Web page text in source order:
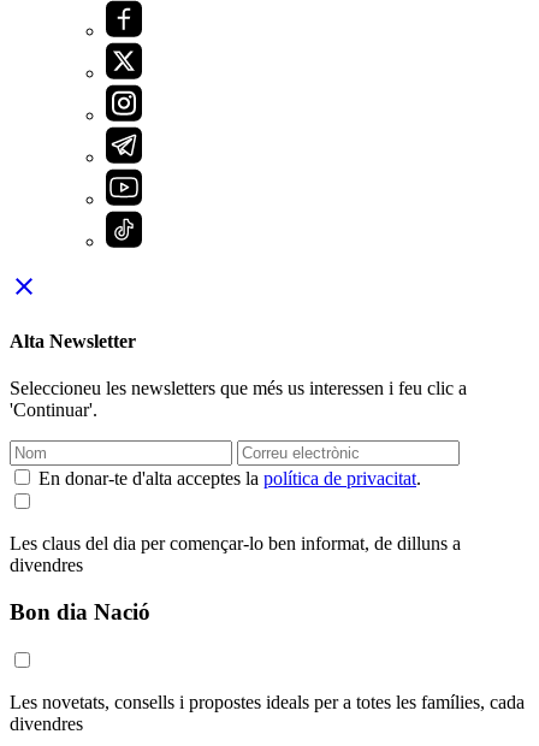
close
Alta Newsletter
Seleccioneu les newsletters que més us interessen i feu clic a
'Continuar'.
En donar-te d'alta acceptes la política de privacitat.
Les claus del dia per començar-lo ben informat, de dilluns a
divendres
Bon dia Nació
Les novetats, consells i propostes ideals per a totes les famílies, cada
divendres